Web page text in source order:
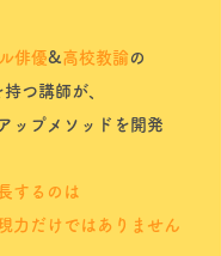
俳優&高校教諭の
つ講師が、
ップメソッドを開発
するのは
力だけではありません